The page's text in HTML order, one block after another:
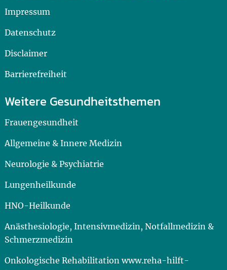
Impressum
Datenschutz
Disclaimer
Barrierefreiheit
Weitere Gesundheitsthemen
Frauengesundheit
Allgemeine & Innere Medizin
Neurologie & Psychiatrie
Lungenheilkunde
HNO-Heilkunde
Anästhesiologie, Intensivmedizin, Notfallmedizin &
Schmerzmedizin
Onkologische Rehabilitation www.reha-hilft-